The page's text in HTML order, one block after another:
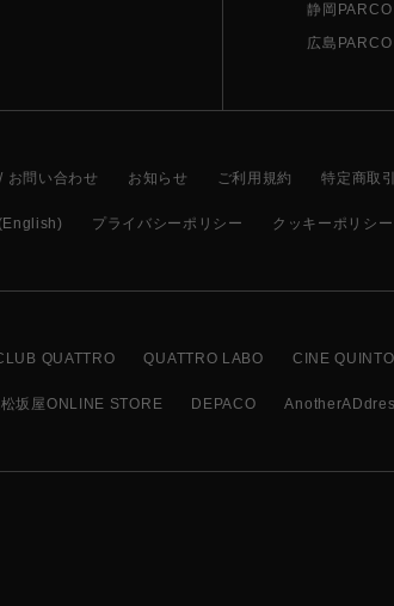
静岡PARCO
広島PARCO
お問い合わせ お知らせ ご利用規約 特定商取
プライバシーポリシー クッキーポリシー
QUATTRO QUATTRO LABO CINE QUINTO
坂屋ONLINE STORE DEPACO